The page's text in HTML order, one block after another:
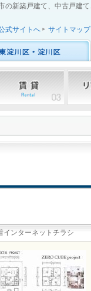
の新築戸建て、中古戸建
式サイトへ サイトマップ
インターネットチラシ